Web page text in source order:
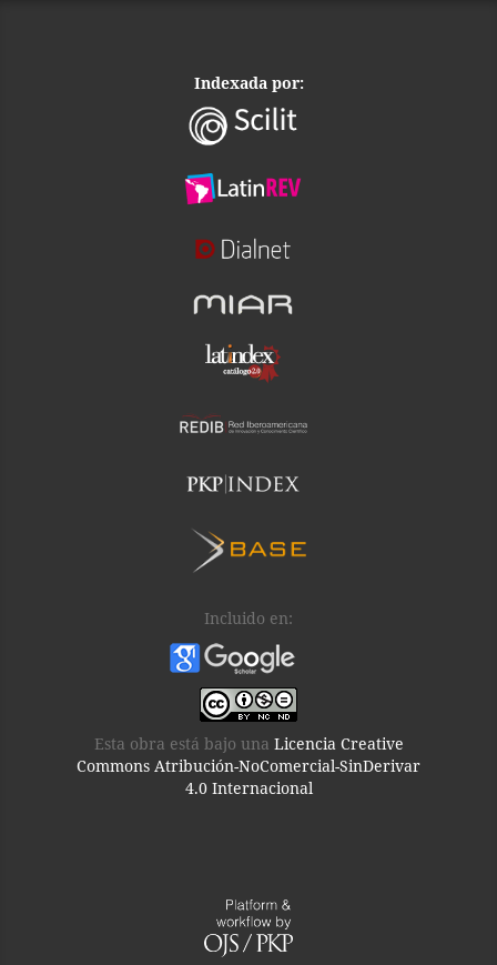
Indexada por:
Incluido en:
Esta obra está bajo una Licencia Creative
Commons Atribución-NoComercial-SinDerivar
4.0 Internacional